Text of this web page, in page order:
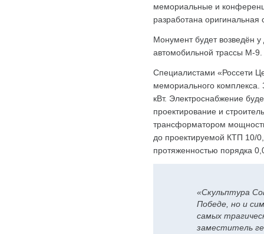
мемориальные и
разработана оригинальная
Монумент будет возведён
автомобильной трассы М-9.
Специалистами «Россети
мемориального комплекса.
кВт. Электроснабжение
проектирование и
трансформатором
до проектируемой КТП 10/
протяженностью порядка
«Скульптура
Победе, но и
самых
заместитель